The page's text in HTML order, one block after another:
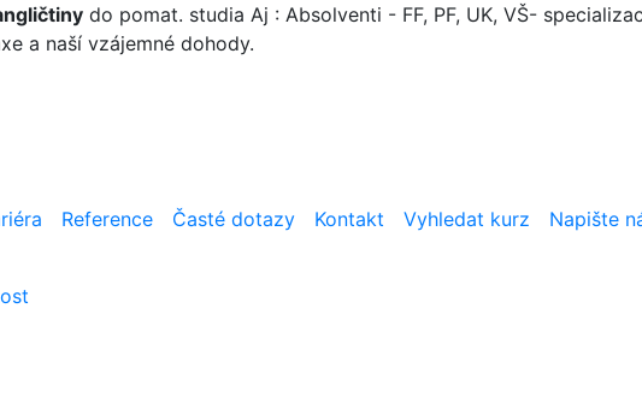
do pomat. studia Aj : Absolventi - FF, PF, UK, VŠ-
a naší vzájemné dohody.
Reference Časté dotazy Kontakt Vyhledat kurz Napište